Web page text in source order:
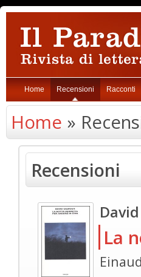
Home Recensioni Racconti
Home »
Recensioni
La